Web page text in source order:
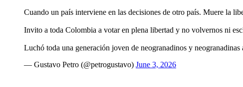
Cuando un país interviene en las decisiones de otro país. Muere la
Invito a toda Colombia a votar en plena libertad y no volvernos ni
Luchó toda una generación joven de neogranadinos y
— Gustavo Petro (@petrogustavo) June 3, 2026